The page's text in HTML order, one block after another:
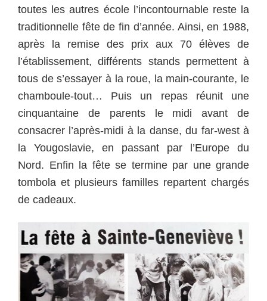
toutes les autres école l’incontournable reste la
traditionnelle fête de fin d’année. Ainsi, en 1988,
après la remise des prix aux 70 élèves de
l’établissement, différents stands permettent à
tous de s’essayer à la roue, la main-courante, le
chamboule-tout… Puis un repas réunit une
cinquantaine de parents le midi avant de
consacrer l’après-midi à la danse, du far-west à
la Yougoslavie, en passant par l’Europe du
Nord. Enfin la fête se termine par une grande
tombola et plusieurs familles repartent chargés
de cadeaux.